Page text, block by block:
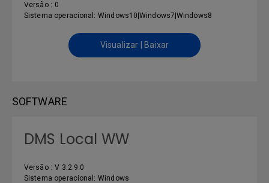
Versão : 0
Sistema operacional: Windows10|Windows7|Windows8
Visualizar | Baixar
SOFTWARE
DMS Local WW
Versão : V 3.2.9.0
Sistema operacional: Windows